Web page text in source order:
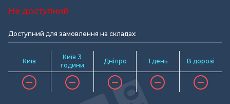
Не доступний
Доступний для замовлення на складах:
Київ
Київ 3
години
Дніпро 1 день В дорозі